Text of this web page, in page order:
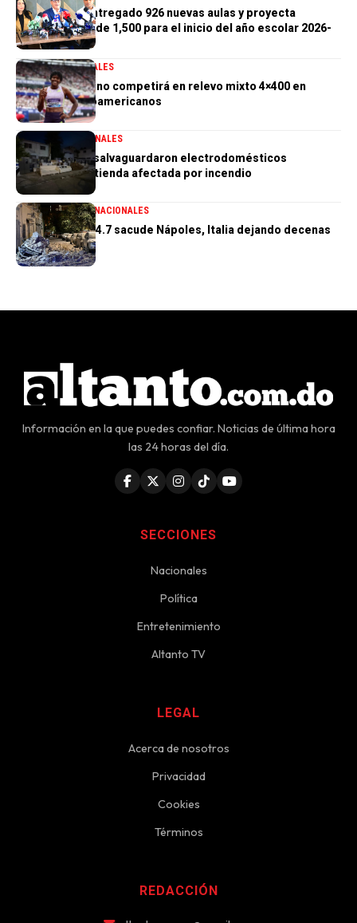
Gobierno ha entregado 926 nuevas aulas y proyecta
alcanzar meta de 1,500 para el inicio del año escolar 2026-
2027
DEPORTESGENERALES
Marileidy Paulino competirá en relevo mixto 4×400 en
Juegos Centroamericanos
GENERALES NACIONALES
PN aclara que salvaguardaron electrodomésticos
sustraídos de tienda afectada por incendio
GENERALESINTERNACIONALES
Terremoto de 4.7 sacude Nápoles, Italia dejando decenas
de heridos
Información en la que puedes confiar. Noticias de última hora
las 24 horas del día.
SECCIONES
Nacionales
Política
Entretenimiento
Altanto TV
LEGAL
Acerca de nosotros
Privacidad
Cookies
Términos
REDACCIÓN